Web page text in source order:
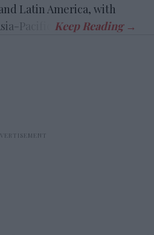
Latin America, with
Pacific.